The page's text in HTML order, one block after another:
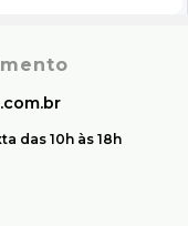
das 10h às 18h